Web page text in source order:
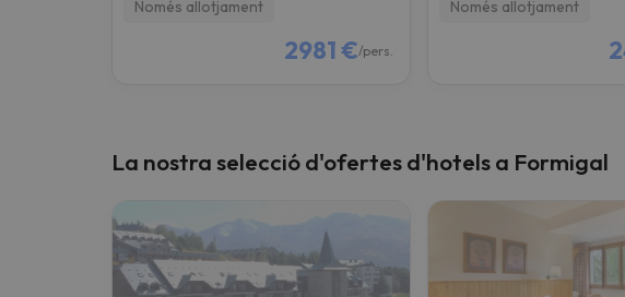
Només allotjament
2981 €/pers.
Només allotjament
La nostra selecció d'ofertes d'hotels a Formigal